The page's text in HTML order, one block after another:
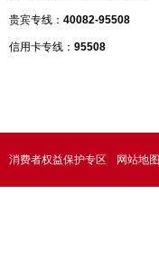
贵宾专线： 40082-95508
信用卡专线： 95508
消费者权益保护专区 网站地图